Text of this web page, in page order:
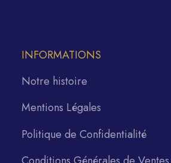
INFORMATIONS
Notre histoire
Mentions Légales
Politique de Confidentialité